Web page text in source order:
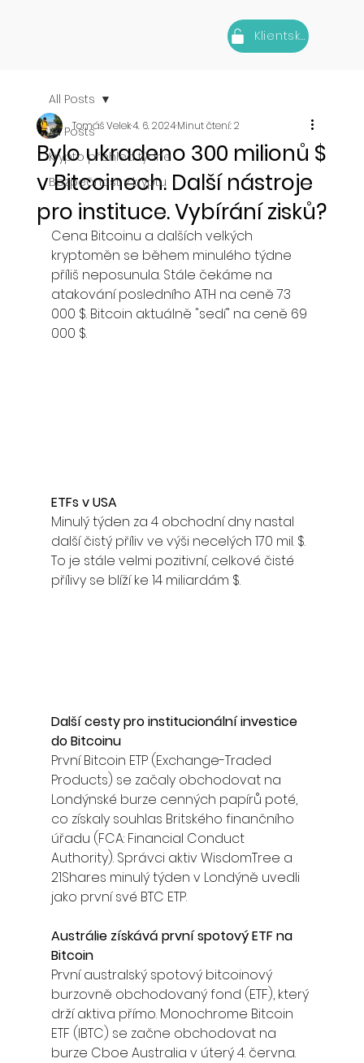
Klientská zóna
All Posts
Krypto přehled týdne
Bezpečnost v kryptu
All Posts
Bylo ukradeno 300 milionů $
v Bitcoinech. Další nástroje
pro instituce. Vybírání zisků?
Tomáš Velek4. 6. 2024Minut čtení: 2
Cena Bitcoinu a dalších velkých
kryptoměn se během minulého týdne
příliš neposunula. Stále čekáme na
atakování posledního ATH na ceně 73
000 $. Bitcoin aktuálně "sedí" na ceně 69
000 $.
ETFs v USA
Minulý týden za 4 obchodní dny nastal
další čistý příliv ve výši necelých 170 mil. $.
To je stále velmi pozitivní, celkové čisté
přílivy se blíží ke 14 miliardám $.
Další cesty pro institucionální investice
do Bitcoinu
První Bitcoin ETP (Exchange-Traded
Products) se začaly obchodovat na
Londýnské burze cenných papírů poté,
co získaly souhlas Britského finančního
úřadu (FCA: Financial Conduct
Authority). Správci aktiv WisdomTree a
21Shares minulý týden v Londýně uvedli
jako první své BTC ETP.
Austrálie získává první spotový ETF na
Bitcoin
První australský spotový bitcoinový
burzovně obchodovaný fond (ETF), který
drží aktiva přímo. Monochrome Bitcoin
ETF (IBTC) se začne obchodovat na
burze Cboe Australia v úterý 4. června.